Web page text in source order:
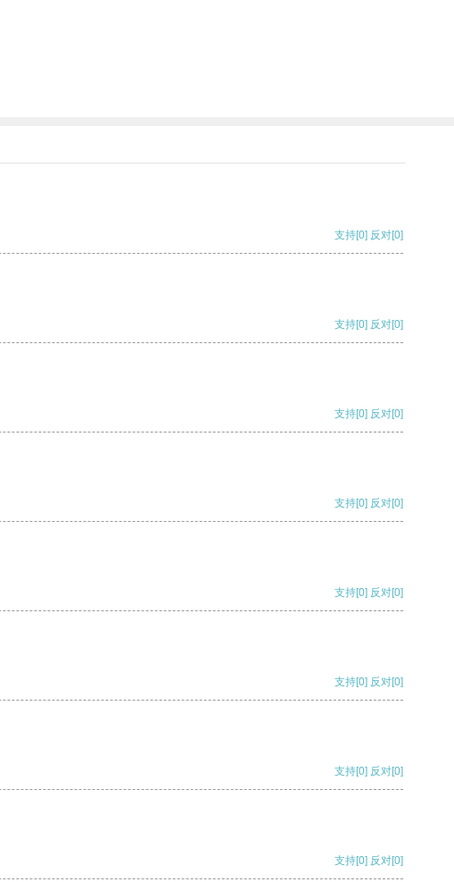
支持[0] 反对[0]
支持[0] 反对[0]
支持[0] 反对[0]
支持[0] 反对[0]
支持[0] 反对[0]
支持[0] 反对[0]
支持[0] 反对[0]
支持[0] 反对[0]